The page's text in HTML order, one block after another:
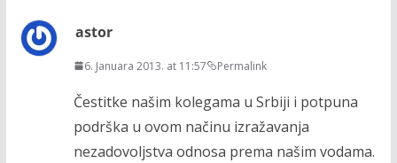
astor
6. Januara 2013. at 11:57 Permalink
Čestitke našim kolegama u Srbiji i potpuna
podrška u ovom načinu izražavanja
nezadovoljstva odnosa prema našim vodama.